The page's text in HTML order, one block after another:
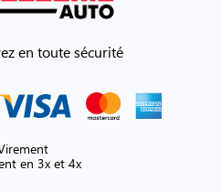
en toute sécurité
en 3x et 4x